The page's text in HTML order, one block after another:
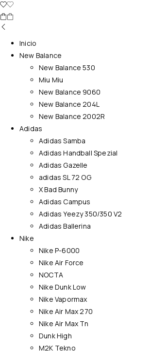
Inicio
New Balance
New Balance 530
Miu Miu
New Balance 9060
New Balance 204L
New Balance 2002R
Adidas
Adidas Samba
Adidas Handball Spezial
Adidas Gazelle
adidas SL 72 OG
X Bad Bunny
Adidas Campus
Adidas Yeezy 350/350 V2
Adidas Ballerina
Nike
Nike P-6000
Nike Air Force
NOCTA
Nike Dunk Low
Nike Vapormax
Nike Air Max 270
Nike Air Max Tn
Dunk High
M2K Tekno